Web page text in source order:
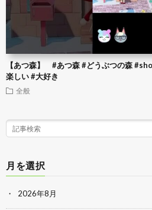
【あつ森】 #あつ森 #どうぶつの森
楽しい #大好き
全般
月を選択
2026年8月